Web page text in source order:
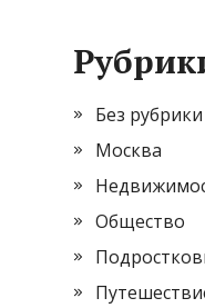
Без рубрики
Москва
Общество